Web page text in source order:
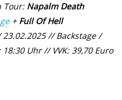
Tour: Napalm Death
+ Full Of Hell
// Backstage /
Uhr // VVK: 39,70 Euro